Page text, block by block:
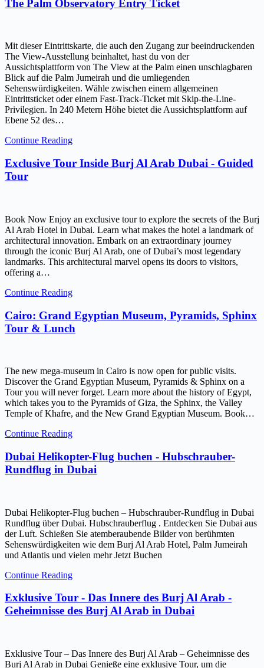
The Palm Observatory Entry Ticket
Mit dieser Eintrittskarte, die auch den Zugang zur beeindruckenden
The View-Ausstellung beinhaltet, hast du von der
Aussichtsplattform von The View at the Palm einen unschlagbaren
Blick auf die Palm Jumeirah und die umliegenden
Sehenswürdigkeiten. Wähle zwischen einem allgemeinen
Eintrittsticket oder einem Fast-Track-Ticket mit Skip-the-Line-
Privilegien. In 240 Metern Höhe bietet die Aussichtsplattform auf
Ebene 52 des…
Continue Reading
Exclusive Tour Inside Burj Al Arab Dubai - Guided
Tour
Book Now Enjoy an exclusive tour to explore the secrets of the Burj
Al Arab Hotel in Dubai. Learn what makes the hotel a landmark of
architectural innovation. Embark on an extraordinary journey
through the iconic Burj Al Arab, one of Dubai’s most legendary
landmarks. This architectural marvel opens its doors to visitors,
offering a…
Continue Reading
Cairo: Grand Egyptian Museum, Pyramids, Sphinx
Tour & Lunch
The new mega-museum in Cairo is now open for public visits.
Discover the Grand Egyptian Museum, Pyramids & Sphinx on a
Tour you will never forget. Learn more about the history of Egypt,
which takes you to the Pyramids of Giza, the Sphinx, the Valley
Temple of Khafre, and the New Grand Egyptian Museum. Book…
Continue Reading
Dubai Helikopter-Flug buchen - Hubschrauber-
Rundflug in Dubai
Dubai Helikopter-Flug buchen – Hubschrauber-Rundflug in Dubai
Rundflug über Dubai. Hubschrauberflug . Entdecken Sie Dubai aus
der Luft. Schießen Sie atemberaubende Bilder von berühmten
Sehenswürdigkeiten wie dem Burj Al Arab Hotel, Palm Jumeirah
und Atlantis und vielen mehr Jetzt Buchen
Continue Reading
Exklusive Tour - Das Innere des Burj Al Arab -
Geheimnisse des Burj Al Arab in Dubai
Exklusive Tour – Das Innere des Burj Al Arab – Geheimnisse des
Burj Al Arab in Dubai Genieße eine exklusive Tour, um die